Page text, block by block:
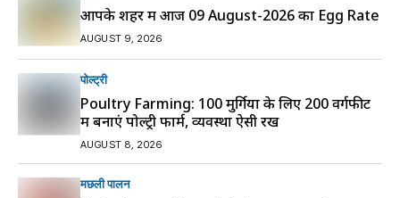
आपके शहर में आज 09 August-2026 का Egg Rate
AUGUST 9, 2026
पोल्ट्री
Poultry Farming: 100 मुर्गियों के लिए 200 वर्गफीट
में बनाएं पोल्ट्री फार्म, व्यवस्था ऐसी रखें
AUGUST 8, 2026
मछली पालन